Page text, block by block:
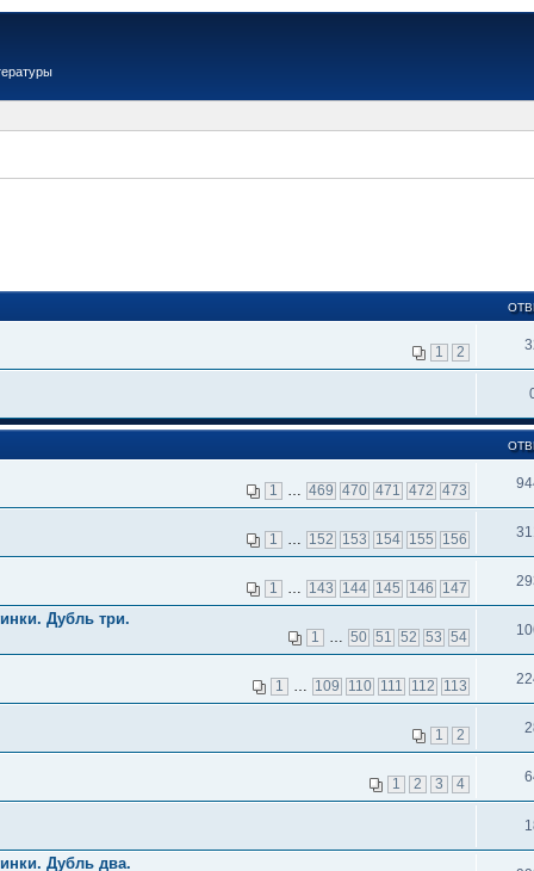
1 2
1 469 470 471 472 473
1 152 153 154 155 156
1 143 144 145 146 147
Дубль три.
1 50 51 52 53 54
1 109 110 111 112 113
1 2
1 2 3 4
Дубль два.